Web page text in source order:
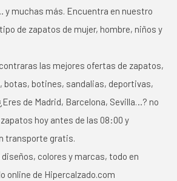
y muchas más. Encuentra en nuestro
de zapatos de mujer, hombre, niños y
las mejores ofertas de zapatos,
botas, botines, sandalias, deportivas,
de Madrid, Barcelona, Sevilla…? no
hoy antes de las 08:00 y
transporte gratis.
colores y marcas, todo en
online de Hipercalzado.com